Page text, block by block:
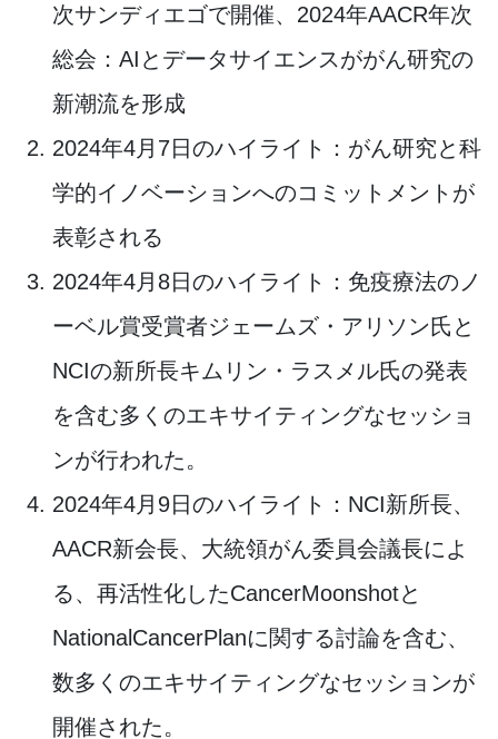
次サンディエゴで開催、2024年AACR年次
総会：AIとデータサイエンスががん研究の
新潮流を形成
2024年4月7日のハイライト：がん研究と科
学的イノベーションへのコミットメントが
表彰される
2024年4月8日のハイライト：免疫療法のノ
ーベル賞受賞者ジェームズ・アリソン氏と
NCIの新所長キムリン・ラスメル氏の発表
を含む多くのエキサイティングなセッショ
ンが行われた。
2024年4月9日のハイライト：NCI新所長、
AACR新会長、大統領がん委員会議長によ
る、再活性化したCancerMoonshotと
NationalCancerPlanに関する討論を含む、
数多くのエキサイティングなセッションが
開催された。